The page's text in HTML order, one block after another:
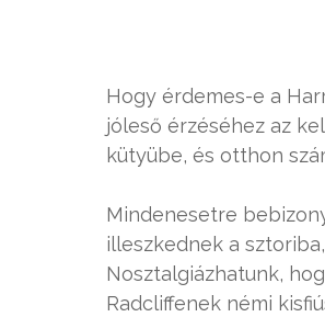
Hogy érdemes-e a
jóleső érzéséhez az
kütyübe, és otthon
Mindenesetre
illeszkednek a
Nosztalgiázhatunk,
Radcliffenek némi